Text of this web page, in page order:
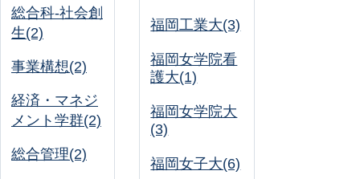
総合科-社会創
生(2)
事業構想(2)
経済・マネジ
メント学群(2)
総合管理(2)
福岡工業大(3)
福岡女学院看
護大(1)
福岡女学院大
(3)
福岡女子大(6)